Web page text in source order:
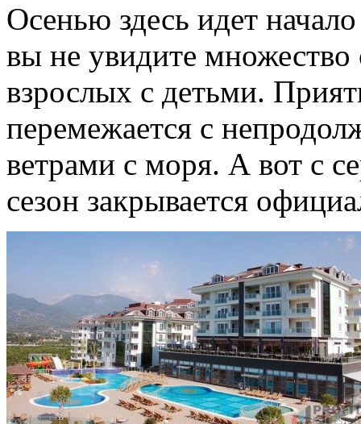
Осенью здесь идет
вы не увидите
взрослых с детьми.
перемежается с
ветрами с моря. А вот с
сезон закрывается